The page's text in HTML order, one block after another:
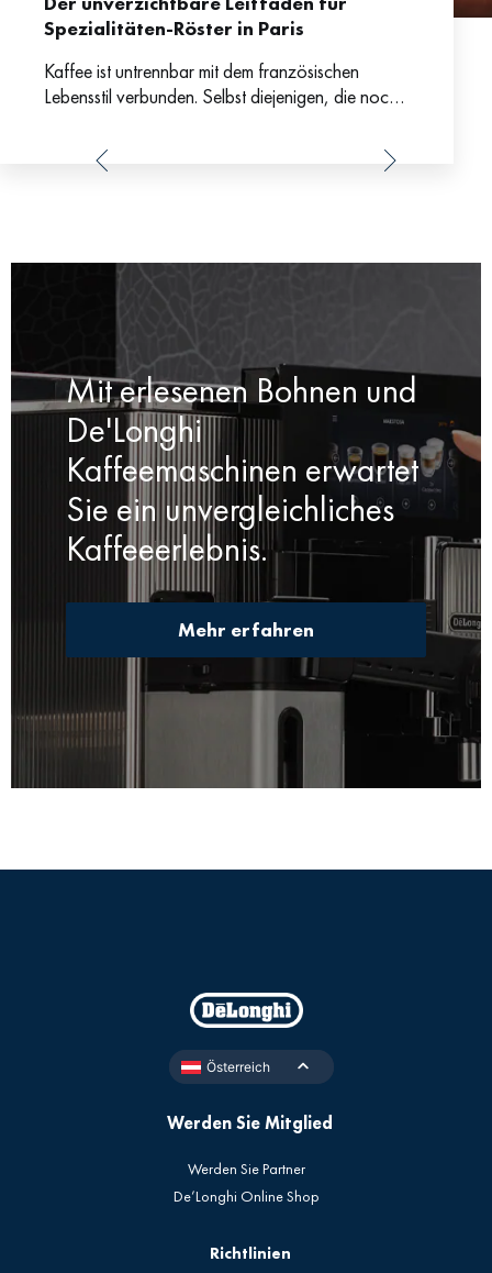
Spezialitäten-Röster in Paris
Kaffee ist untrennbar mit dem französischen
Lebensstil verbunden. Selbst diejenigen, die noch
Nachmittag in einem typischen Café
Mit erlesenen Bohnen und
De'Longhi
Kaffeemaschinen erwartet
Sie ein unvergleichliches
Kaffeeerlebnis.
Mehr erfahren
Österreich
Werden Sie Mitglied
Werden Sie Partner
De’Longhi Online Shop
Richtlinien